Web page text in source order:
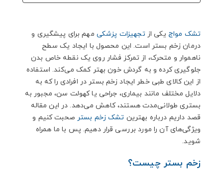
تشک مواج یکی ازتجهیزات پزشکی مهم برای پیشگیری و
درمان زخم بستر است. این محصول با ایجاد یک سطح
ناهموار و متحرک، از تمرکز فشار روی یک نقطه خاص بدن
جلوگیری کرده و به گردش خون بهتر کمک می‌کند. استفاده
از این کالای طبی خطر ایجاد زخم بستر در افرادی را که به
دلایل مختلف مانند بیماری، جراحی یا کهولت سن، مجبور به
بستری طولانی‌مدت هستند، کاهش می‌دهد. در این مقاله
قصد داریم درباره بهترین تشک زخم بستر صحبت کنیم و
ویژگی‌های آن را مورد بررسی قرار دهیم. پس با ما همراه
شوید.
زخم بستر چیست؟